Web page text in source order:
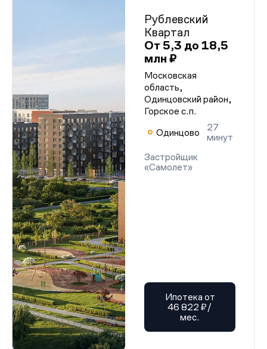
Рублевский
Квартал
От 5,3 до 18,5
млн ₽
Московская
область,
Одинцовский район,
Горское с.п.
Одинцово
27
минут
Застройщик
«Самолет»
Ипотека от
46 822 ₽/
мес.